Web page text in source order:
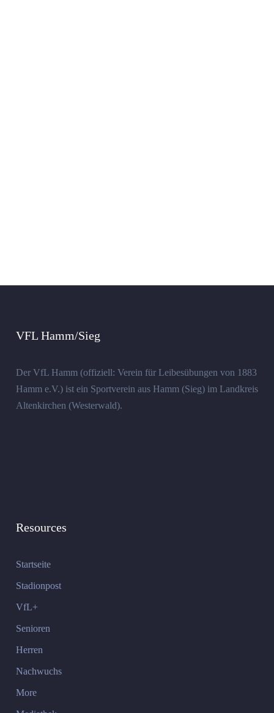
VFL Hamm/Sieg
Der VfL Hamm (offiziell: Verein für Leibesübungen von 1883
Hamm e.V.) ist ein Sportverein aus Hamm (Sieg) im Landkreis
Altenkirchen (Westerwald).
Resources
Startseite
Stadionpost
VfL+
Senioren
Herren
Nachwuchs
More